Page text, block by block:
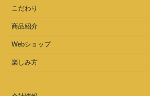
こだわり
商品紹介
Webショップ
楽しみ方